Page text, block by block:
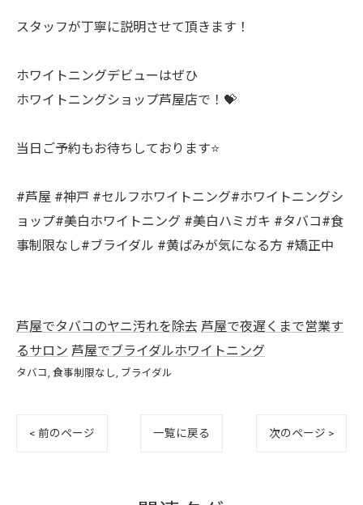
スタッフが丁寧に説明させて頂きます！
ホワイトニングデビューはぜひ
ホワイトニングショップ芦屋店で！💝
当日ご予約もお待ちしております⭐️
#芦屋 #神戸 #セルフホワイトニング#ホワイトニングシ
ョップ#美白ホワイトニング #美白ハミガキ #タバコ#食
事制限なし#ブライダル #黄ばみが気になる方 #矯正中
芦屋でタバコのヤニ汚れを除去 芦屋で夜遅くまで営業す
るサロン 芦屋でブライダルホワイトニング
タバコ 食事制限なし ブライダル
< 前のページ 一覧に戻る 次のページ >